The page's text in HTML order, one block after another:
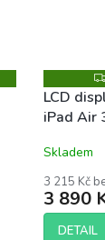
LCD
iPad Air
Skladem
3 215 Kč
3 890
DETAIL